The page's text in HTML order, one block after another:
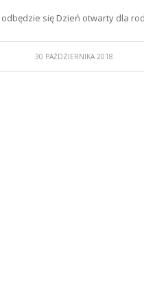
się Dzień otwarty dla
30 PAŹDZIERNIKA 2018